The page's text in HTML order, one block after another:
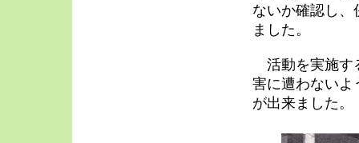
ないか確認し、
ました。
活動を実施す
害に遭わないよ
が出来ました。